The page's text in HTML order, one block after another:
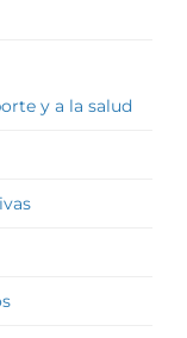
y a la salud